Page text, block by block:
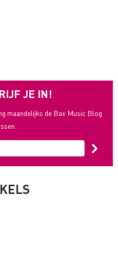
JE IN!
maandelijks de Bax Music Blog